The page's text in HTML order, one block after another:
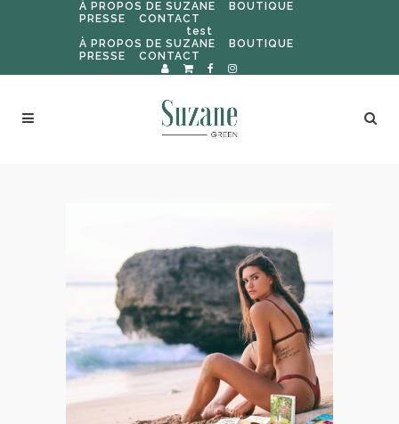
À PROPOS DE SUZANE
BOUTIQUE
PRESSE
CONTACT
test
À PROPOS DE SUZANE
BOUTIQUE
PRESSE
CONTACT